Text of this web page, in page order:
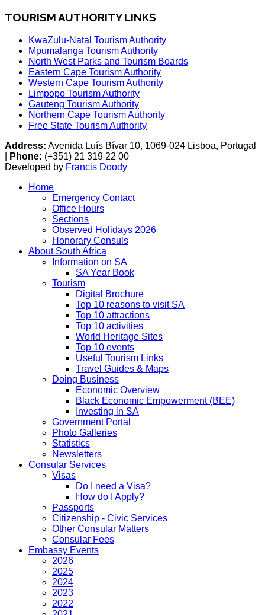
TOURISM AUTHORITY LINKS
KwaZulu-Natal Tourism Authority
Mpumalanga Tourism Authority
North West Parks and Tourism Boards
Eastern Cape Tourism Authority
Western Cape Tourism Authority
Limpopo Tourism Authority
Gauteng Tourism Authority
Northern Cape Tourism Authority
Free State Tourism Authority
Address: Avenida Luís Bívar 10, 1069-024 Lisboa, Portugal
Phone: (+351) 21 319 22 00
Developed by Francis Doody
Home
Emergency Contact
Office Hours
Sections
Observed Holidays 2026
Honorary Consuls
About South Africa
Information on SA
SA Year Book
Tourism
Digital Brochure
Top 10 reasons to visit SA
Top 10 attractions
Top 10 activities
World Heritage Sites
Top 10 events
Useful Tourism Links
Travel Guides & Maps
Doing Business
Economic Overview
Black Economic Empowerment (BEE)
Investing in SA
Government Portal
Photo Galleries
Statistics
Newsletters
Consular Services
Visas
Do I need a Visa?
How do I Apply?
Passports
Citizenship - Civic Services
Other Consular Matters
Consular Fees
Embassy Events
2026
2025
2024
2023
2022